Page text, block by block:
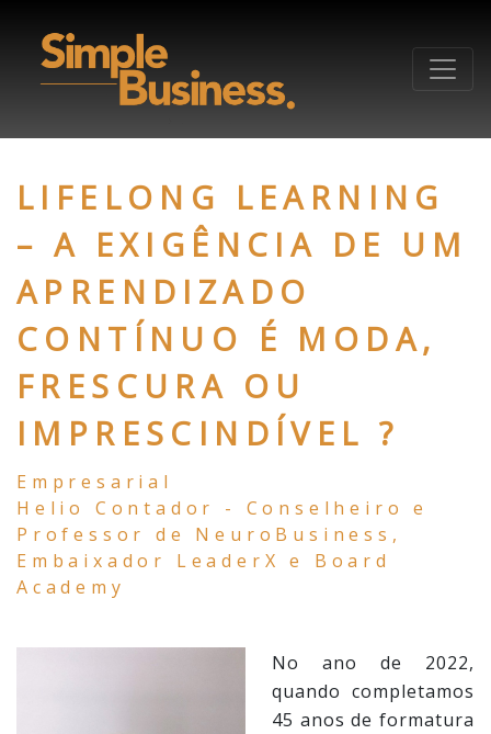
LIFELONG LEARNING
– A EXIGÊNCIA DE UM
APRENDIZADO
CONTÍNUO É MODA,
FRESCURA OU
IMPRESCINDÍVEL ?
Empresarial
Helio Contador - Conselheiro e
Professor de NeuroBusiness,
Embaixador LeaderX e Board
Academy
No ano de 2022,
quando completamos
45 anos de formatura